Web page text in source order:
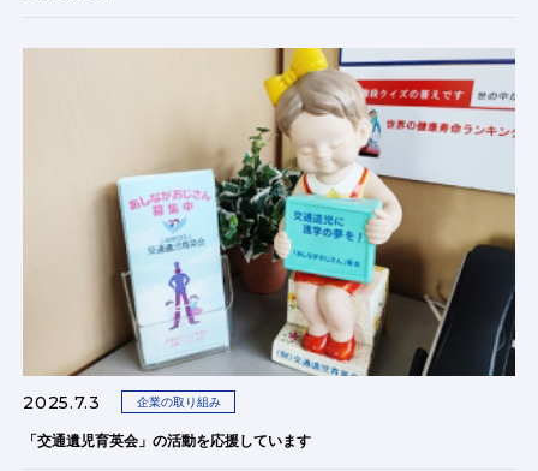
2025.7.3 企業の取り組み
「交通遺児育英会」の活動を応援しています